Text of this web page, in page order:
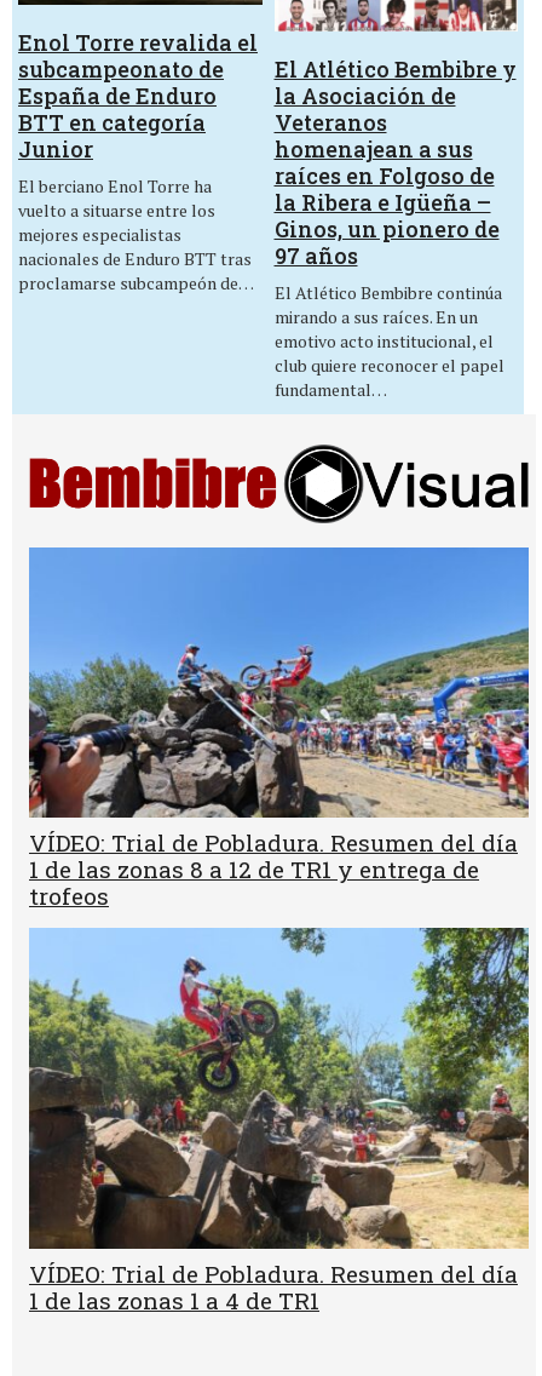
Enol Torre revalida el
subcampeonato de
España de Enduro
BTT en categoría
Junior
El berciano Enol Torre ha
vuelto a situarse entre los
mejores especialistas
nacionales de Enduro BTT tras
proclamarse subcampeón de…
El Atlético Bembibre y
la Asociación de
Veteranos
homenajean a sus
raíces en Folgoso de
la Ribera e Igüeña –
Ginos, un pionero de
97 años
El Atlético Bembibre continúa
mirando a sus raíces. En un
emotivo acto institucional, el
club quiere reconocer el papel
fundamental…
VÍDEO: Trial de Pobladura. Resumen del día
1 de las zonas 8 a 12 de TR1 y entrega de
trofeos
VÍDEO: Trial de Pobladura. Resumen del día
1 de las zonas 1 a 4 de TR1